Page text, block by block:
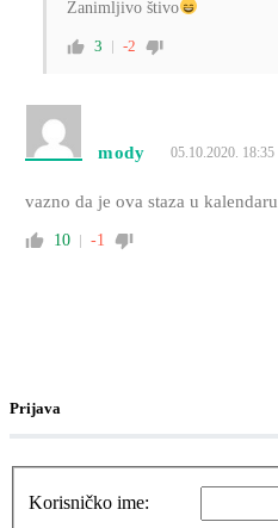
Zanimljivo štivo
3 -2
mody 05.10.2020. 18:35
vazno da je ova staza u kalendaru
10 -1
Prijava
Korisničko ime: